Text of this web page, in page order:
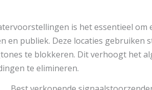
is het essentieel om
en publiek. Deze locaties gebruiken
te blokkeren. Dit verhoogt het
te elimineren.